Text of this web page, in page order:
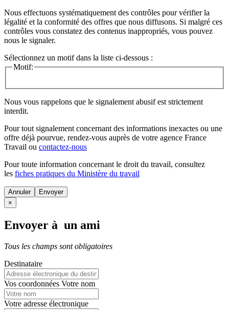
Nous effectuons systématiquement des contrôles pour vérifier la
légalité et la conformité des offres que nous diffusons. Si malgré ces
contrôles vous constatez des contenus inappropriés, vous pouvez
nous le signaler.
Sélectionnez un motif dans la liste ci-dessous :
Motif:
Nous vous rappelons que le signalement abusif est strictement
interdit.
Pour tout signalement concernant des informations inexactes ou une
offre déjà pourvue, rendez-vous auprès de votre agence France
Travail ou contactez-nous
Pour toute information concernant le droit du travail, consultez
les fiches pratiques du Ministère du travail
Annuler
×
Envoyer à un ami
Tous les champs sont obligatoires
Destinataire
Vos coordonnées Votre nom
Votre adresse électronique